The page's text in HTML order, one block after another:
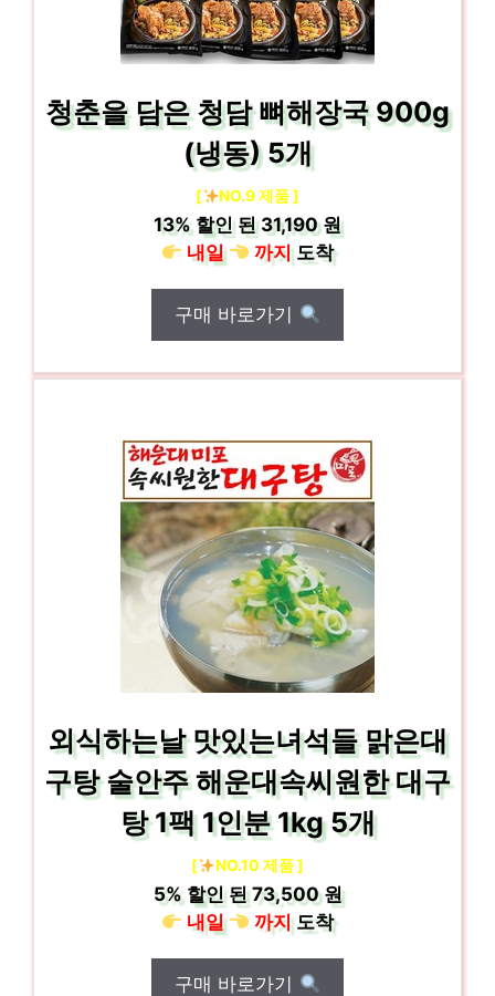
청춘을 담은 청담 뼈해장국 900g
(냉동) 5개
[ NO.9 제품 ]
13%할인 된31,190 원
내일
까지도착
구매 바로가기
외식하는날 맛있는녀석들 맑은대
구탕 술안주 해운대속씨원한 대구
탕 1팩 1인분 1kg 5개
[ NO.10 제품 ]
5%할인 된73,500 원
내일
까지도착
구매 바로가기